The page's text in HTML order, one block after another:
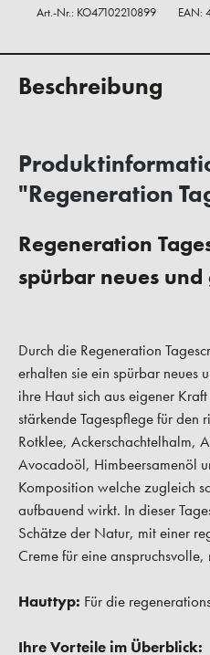
Art.-Nr.: KO47102210899 EAN:
Beschreibung
"Regeneration
Regeneration
spürbar neues
Durch die Regeneration
erhalten sie ein spürbar neues
ihre Haut sich aus eigener
stärkende Tagespflege für den
Rotklee, Ackerschachtelhalm,
Avocadoöl, Himbeersamenöl
Komposition welche zugleich
aufbauend wirkt. In dieser
Schätze der Natur, mit einer
Creme für eine anspruchsvolle,
Hauttyp: Für die
Ihre Vorteile im Überblick: